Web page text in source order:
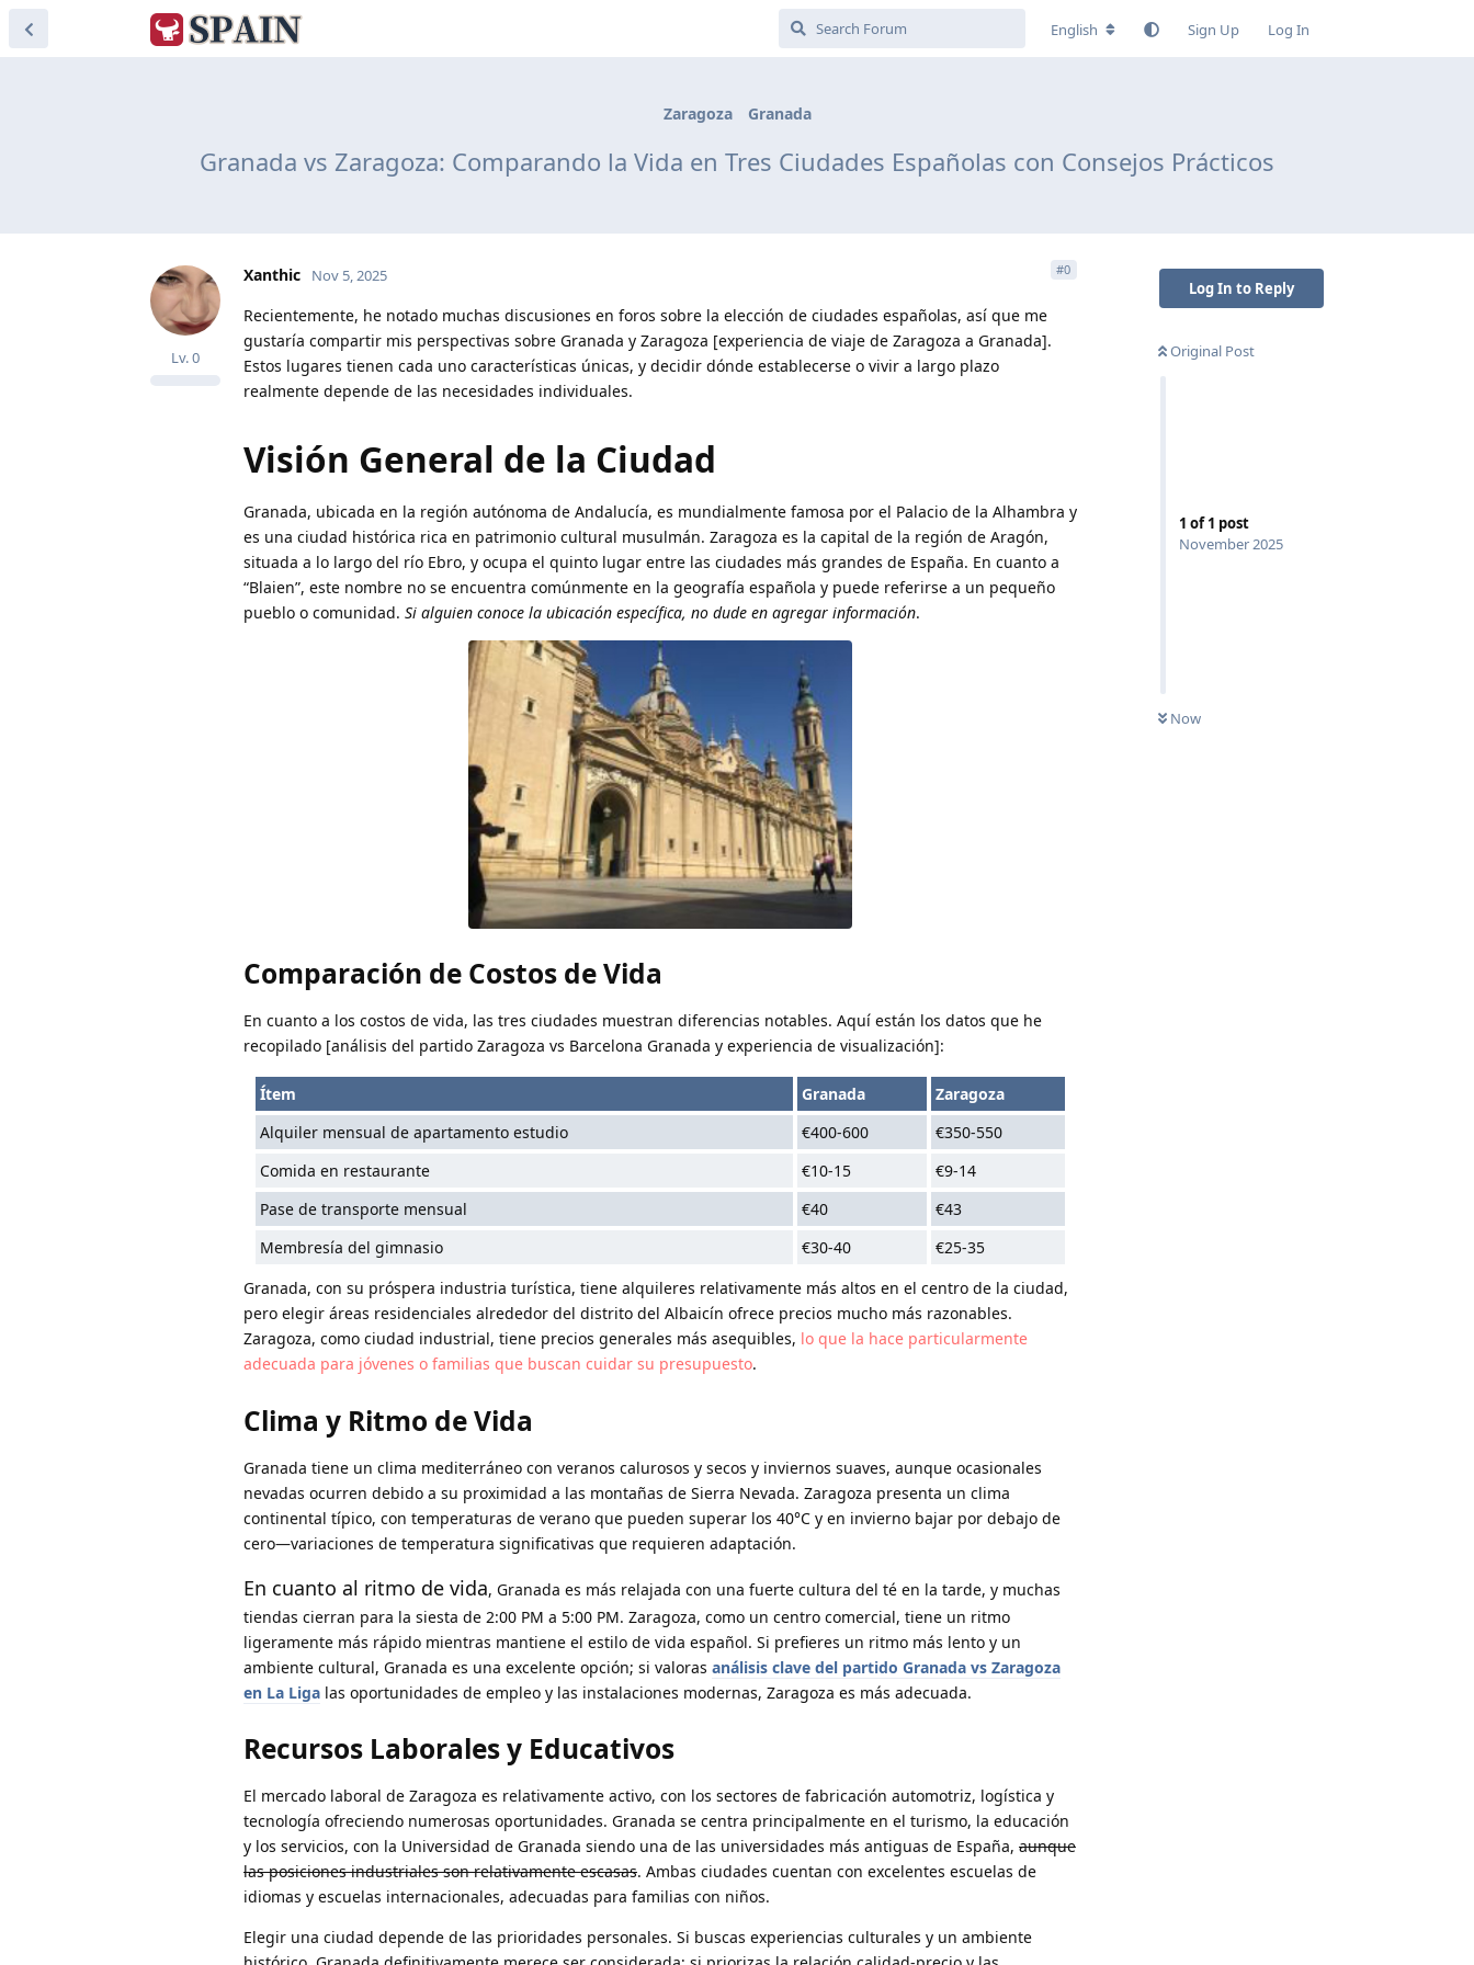
English Sign Up Log In
Zaragoza Granada
Granada vs Zaragoza: Comparando la Vida en Tres Ciudades Españolas con Consejos Prácticos
Log In to Reply
Original Post
1 of1 post
November 2025
Now
Xanthic
Lv.0
Nov 5, 2025 #0
Recientemente, he notado muchas discusiones en foros sobre la elección de ciudades españolas, así que me
gustaría compartir mis perspectivas sobre Granada y Zaragoza [experiencia de viaje de Zaragoza a Granada].
Estos lugares tienen cada uno características únicas, y decidir dónde establecerse o vivir a largo plazo
realmente depende de las necesidades individuales.
Visión General de la Ciudad
Granada, ubicada en la región autónoma de Andalucía, es mundialmente famosa por el Palacio de la Alhambra y
es una ciudad histórica rica en patrimonio cultural musulmán. Zaragoza es la capital de la región de Aragón,
situada a lo largo del río Ebro, y ocupa el quinto lugar entre las ciudades más grandes de España. En cuanto a
“Blaien”, este nombre no se encuentra comúnmente en la geografía española y puede referirse a un pequeño
pueblo o comunidad. Si alguien conoce la ubicación específica, no dude en agregar información.
Comparación de Costos de Vida
En cuanto a los costos de vida, las tres ciudades muestran diferencias notables. Aquí están los datos que he
recopilado [análisis del partido Zaragoza vs Barcelona Granada y experiencia de visualización]:
Ítem Granada
Zaragoza
Alquiler mensual de apartamento estudio
€400-600
€350-550
Comida en restaurante
€10-15
€9-14
Pase de transporte mensual
€40
€43
Membresía del gimnasio
€30-40
€25-35
Granada, con su próspera industria turística, tiene alquileres relativamente más altos en el centro de la ciudad,
pero elegir áreas residenciales alrededor del distrito del Albaicín ofrece precios mucho más razonables.
Zaragoza, como ciudad industrial, tiene precios generales más asequibles, lo que la hace particularmente
adecuada para jóvenes o familias que buscan cuidar su presupuesto.
Clima y Ritmo de Vida
Granada tiene un clima mediterráneo con veranos calurosos y secos y inviernos suaves, aunque ocasionales
nevadas ocurren debido a su proximidad a las montañas de Sierra Nevada. Zaragoza presenta un clima
continental típico, con temperaturas de verano que pueden superar los 40°C y en invierno bajar por debajo de
cero—variaciones de temperatura significativas que requieren adaptación.
En cuanto al ritmo de vida, Granada es más relajada con una fuerte cultura del té en la tarde, y muchas
tiendas cierran para la siesta de 2:00 PM a 5:00 PM. Zaragoza, como un centro comercial, tiene un ritmo
ligeramente más rápido mientras mantiene el estilo de vida español. Si prefieres un ritmo más lento y un
ambiente cultural, Granada es una excelente opción; si valoras análisis clave del partido Granada vs Zaragoza
en La Liga las oportunidades de empleo y las instalaciones modernas, Zaragoza es más adecuada.
Recursos Laborales y Educativos
El mercado laboral de Zaragoza es relativamente activo, con los sectores de fabricación automotriz, logística y
tecnología ofreciendo numerosas oportunidades. Granada se centra principalmente en el turismo, la educación
y los servicios, con la Universidad de Granada siendo una de las universidades más antiguas de España, aunque
las posiciones industriales son relativamente escasas. Ambas ciudades cuentan con excelentes escuelas de
idiomas y escuelas internacionales, adecuadas para familias con niños.
Elegir una ciudad depende de las prioridades personales. Si buscas experiencias culturales y un ambiente